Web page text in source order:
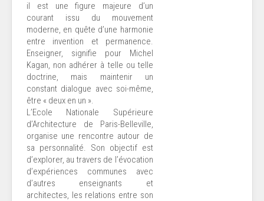
il est une figure majeure d’un
courant issu du mouvement
moderne, en quête d’une harmonie
entre invention et permanence.
Enseigner, signifie pour Michel
Kagan, non adhérer à telle ou telle
doctrine, mais maintenir un
constant dialogue avec soi-même,
être « deux en un ».
L’Ecole Nationale Supérieure
d’Architecture de Paris-Belleville,
organise une rencontre autour de
sa personnalité. Son objectif est
d’explorer, au travers de l’évocation
d’expériences communes avec
d’autres enseignants et
architectes, les relations entre son